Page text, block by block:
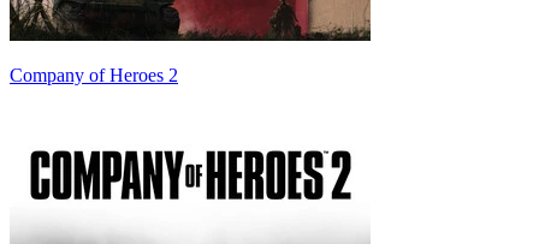
Company of Heroes 2